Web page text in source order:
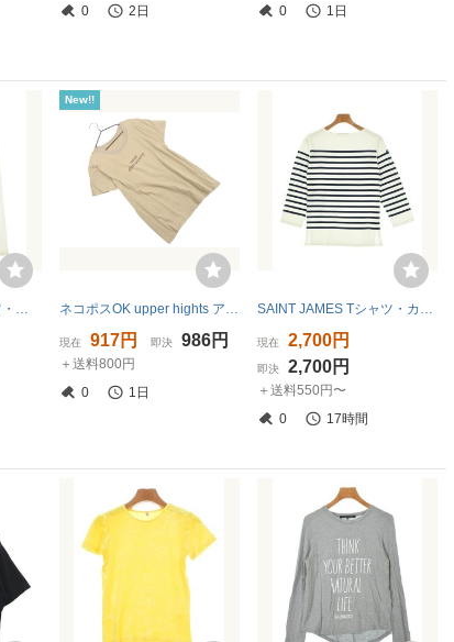
0
2日
0
1日
New!!
現在 917円 即決 986円
＋送料800円
0
1日
現在 2,700円
即決 2,700円
＋送料550円〜
0
17時間